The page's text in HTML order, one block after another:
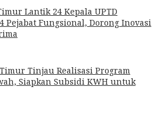
Lantik 24 Kepala UPTD
Pejabat Fungsional, Dorong Inovasi
Tinjau Realisasi Program
Siapkan Subsidi KWH untuk